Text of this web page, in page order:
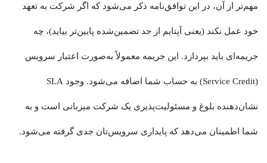
مهم‌تر از آن، در این توافق‌نامه ذکر می‌شود که اگر شرکت به تعهد
خود عمل نکند (یعنی آپتایم از حد تضمین‌شده پایین‌تر بیاید)، چه
جریمه‌ای باید بپردازد. این جریمه معمولاً به‌صورت اعتبار سرویس
(Service Credit) به حساب شما اضافه می‌شود. وجود SLA
نشان‌دهنده بلوغ و مسئولیت‌پذیری یک شرکت میزبانی است و به
شما اطمینان می‌دهد که پایداری سرویس‌تان جدی گرفته می‌شود.